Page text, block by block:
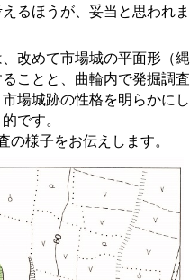
るほうが、妥当と思われま
改めて市場城の平面形（縄
ことと、曲輪内で発掘調査
場城跡の性格を明らかにし
です。
の様子をお伝えします。